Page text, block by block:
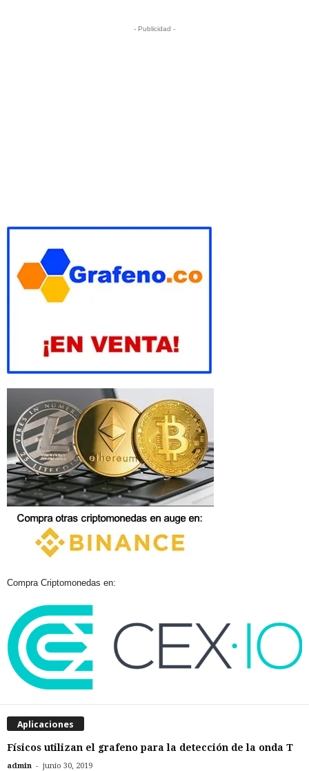
- Publicidad -
Compra Criptomonedas en:
Aplicaciones
Físicos utilizan el grafeno para la detección de la onda T
admin - junio 30, 2019